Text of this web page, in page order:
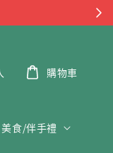
美食/伴手禮
購物車